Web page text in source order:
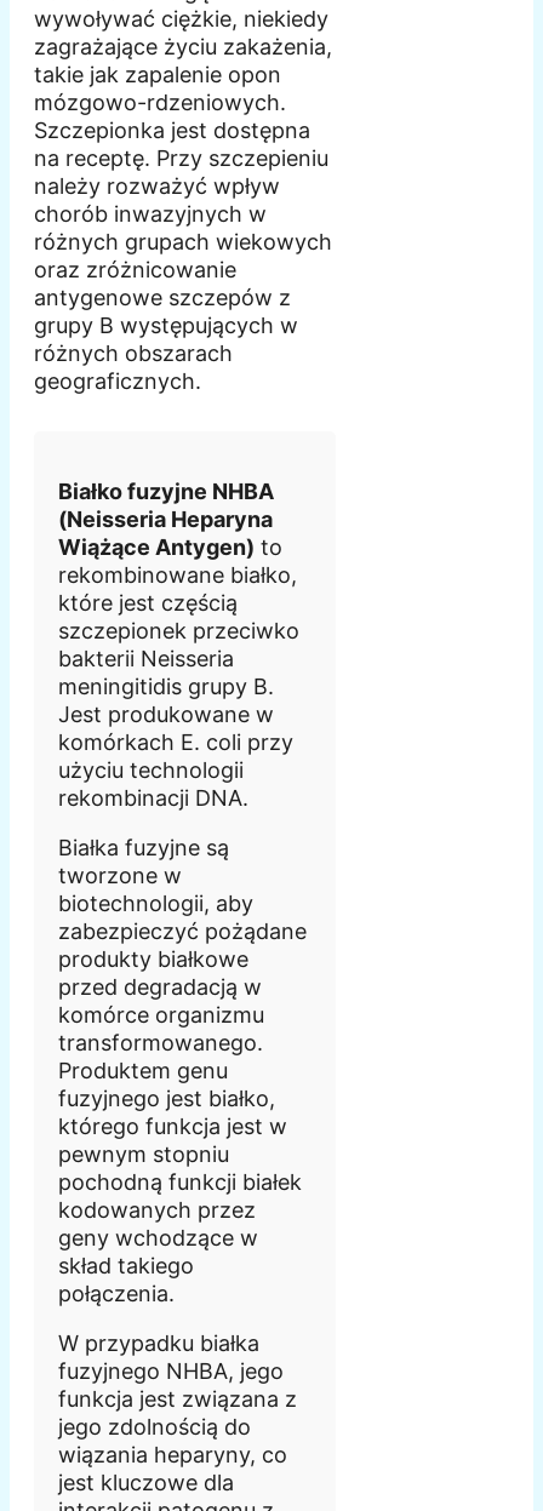
wywoływać ciężkie, niekiedy
zagrażające życiu zakażenia,
takie jak zapalenie opon
mózgowo-rdzeniowych.
Szczepionka jest dostępna
na receptę. Przy szczepieniu
należy rozważyć wpływ
chorób inwazyjnych w
różnych grupach wiekowych
oraz zróżnicowanie
antygenowe szczepów z
grupy B występujących w
różnych obszarach
geograficznych.
Białko fuzyjne NHBA
(Neisseria Heparyna
Wiążące Antygen) to
rekombinowane białko,
które jest częścią
szczepionek przeciwko
bakterii Neisseria
meningitidis grupy B.
Jest produkowane w
komórkach E. coli przy
użyciu technologii
rekombinacji DNA.
Białka fuzyjne są
tworzone w
biotechnologii, aby
zabezpieczyć pożądane
produkty białkowe
przed degradacją w
komórce organizmu
transformowanego.
Produktem genu
fuzyjnego jest białko,
którego funkcja jest w
pewnym stopniu
pochodną funkcji białek
kodowanych przez
geny wchodzące w
skład takiego
połączenia.
W przypadku białka
fuzyjnego NHBA, jego
funkcja jest związana z
jego zdolnością do
wiązania heparyny, co
jest kluczowe dla